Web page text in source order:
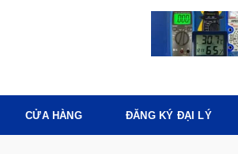
CỬA HÀNG ĐĂNG KÝ ĐẠI LÝ